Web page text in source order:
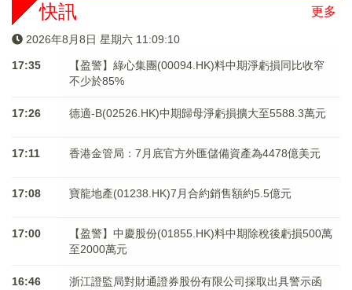
更多
快訊
2026年8月8日 星期六 11:09:11
17:35
【盈警】綠心集團(00094.HK)料中期淨虧損同比收窄
不少於85%
17:26 德適-B(02526.HK)中期歸母淨虧損擴大至5588.3萬元
17:11 香港金管局：7月底官方外匯儲備資產為4478億美元
17:08 寶龍地產(01238.HK)7月合約銷售額約5.5億元
17:00
【盈警】中慶股份(01855.HK)料中期除稅後虧損500萬
至2000萬元
16:46
浙江證監局對財通證券股份有限公司採取出具警示函